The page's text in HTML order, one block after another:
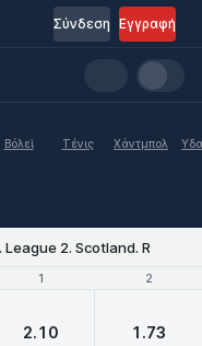
Εγγραφή
Σύνδεση
Βόλεϊ Τένις Χάντμπολ
League 2. Scotland.
1 2
1 2
2.10 1.73